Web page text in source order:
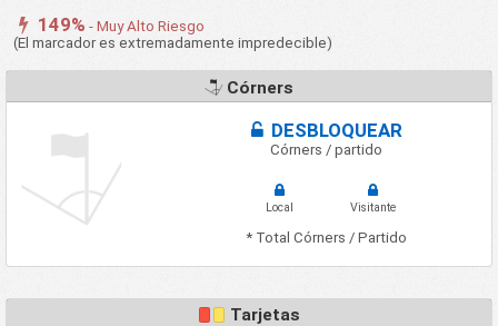
149% - Muy Alto Riesgo
(El marcador es extremadamente impredecible)
Córners
DESBLOQUEAR
Córners / partido
Local Visitante
* Total Córners / Partido
Tarjetas